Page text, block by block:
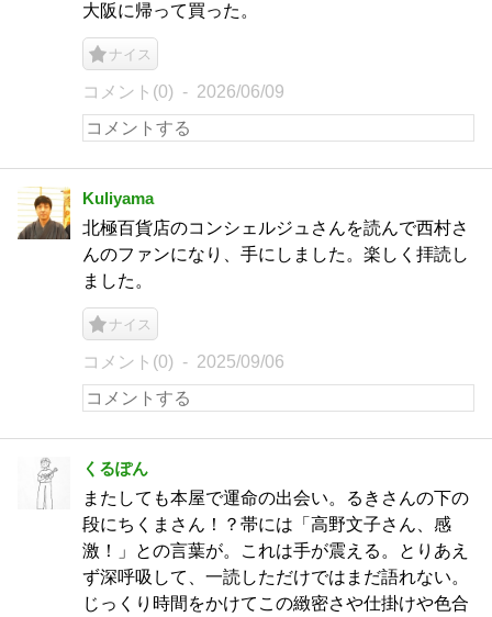
大阪に帰って買った。
ナイス
コメント(0) 2026/06/09
Kuliyama
北極百貨店のコンシェルジュさんを読んで西村さ
んのファンになり、手にしました。楽しく拝読し
ました。
ナイス
コメント(0) 2025/09/06
くるぽん
またしても本屋で運命の出会い。るきさんの下の
段にちくまさん！？帯には「高野文子さん、感
激！」との言葉が。これは手が震える。とりあえ
ず深呼吸して、一読しただけではまだ語れない。
じっくり時間をかけてこの緻密さや仕掛けや色合